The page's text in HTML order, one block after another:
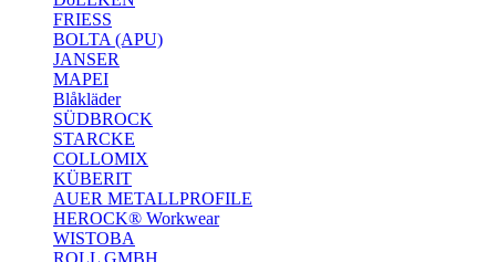
FRIESS
BOLTA (APU)
JANSER
MAPEI
Blåkläder
SÜDBROCK
STARCKE
COLLOMIX
KÜBERIT
AUER METALLPROFILE
HEROCK® Workwear
WISTOBA
ROLL GMBH